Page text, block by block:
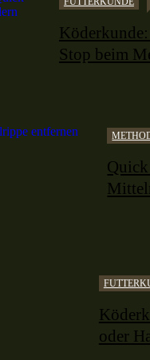
Stop beim
oder